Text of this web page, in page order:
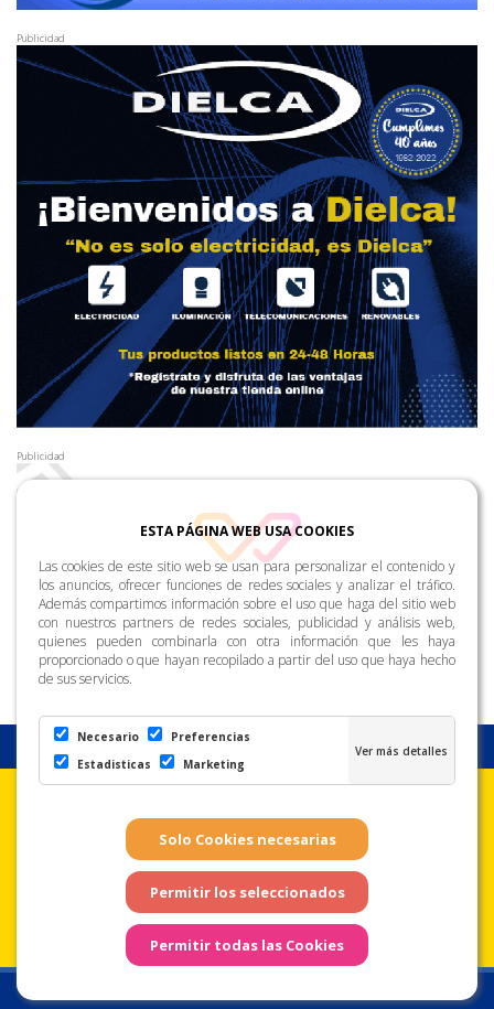
Publicidad
Publicidad
Aviso Legal Condiciones de uso
Política de
Privacidad
Copyright © Zona Amarilla. Todos los derechos reservados. - Página
web realizada por
Web Las Palmas
ESTA PÁGINA WEB USA COOKIES
Las cookies de este sitio web se usan para personalizar el contenido y
los anuncios, ofrecer funciones de redes sociales y analizar el tráfico.
Además compartimos información sobre el uso que haga del sitio web
con nuestros partners de redes sociales, publicidad y análisis web,
quienes pueden combinarla con otra información que les haya
proporcionado o que hayan recopilado a partir del uso que haya hecho
de sus servicios.
Necesario
Preferencias
Estadisticas
Marketing